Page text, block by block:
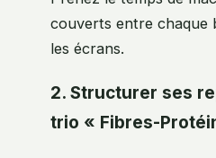
couverts entre chaque
les écrans.
2. Structurer ses
trio « Fibres-